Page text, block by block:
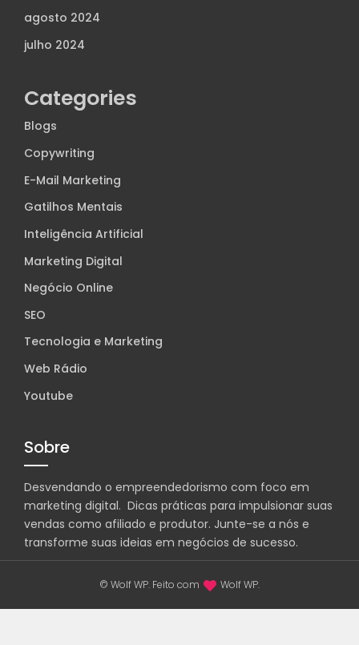
agosto 2024
julho 2024
Categories
Blogs
Copywriting
E-Mail Marketing
Gatilhos Mentais
Inteligência Artificial
Marketing Digital
Negócio Online
SEO
Tecnologia e Marketing
Web Rádio
Youtube
Sobre
Desvendando o empreendedorismo com foco em
marketing digital. Dicas práticas para impulsionar suas
vendas como afiliado e produtor. Junte-se a nós e
transforme suas ideias em negócios de sucesso.
© Wolf WP. Feito com Wolf WP.